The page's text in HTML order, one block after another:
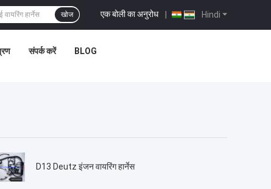
Hindi
एक बोली का अनुरोध |
खोज
संपर्क करें BLOG
D13 Deutz इंजन वायरिंग हार्नेस